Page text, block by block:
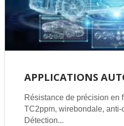
APPLICATIONS
Résistance de précision en
TC2ppm, wirebondale, anti-
Détection...